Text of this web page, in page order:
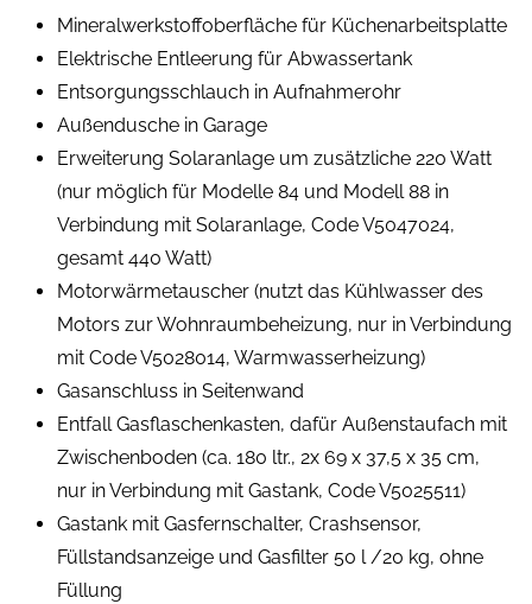
Mineralwerkstoffoberfläche für Küchenarbeitsplatte
Elektrische Entleerung für Abwassertank
Entsorgungsschlauch in Aufnahmerohr
Außendusche in Garage
Erweiterung Solaranlage um zusätzliche 220 Watt
(nur möglich für Modelle 84 und Modell 88 in
Verbindung mit Solaranlage, Code V5047024,
gesamt 440 Watt)
Motorwärmetauscher (nutzt das Kühlwasser des
Motors zur Wohnraumbeheizung, nur in Verbindung
mit Code V5028014, Warmwasserheizung)
Gasanschluss in Seitenwand
Entfall Gasflaschenkasten, dafür Außenstaufach mit
Zwischenboden (ca. 180 ltr., 2x 69 x 37,5 x 35 cm,
nur in Verbindung mit Gastank, Code V5025511)
Gastank mit Gasfernschalter, Crashsensor,
Füllstandsanzeige und Gasfilter 50 l /20 kg, ohne
Füllung